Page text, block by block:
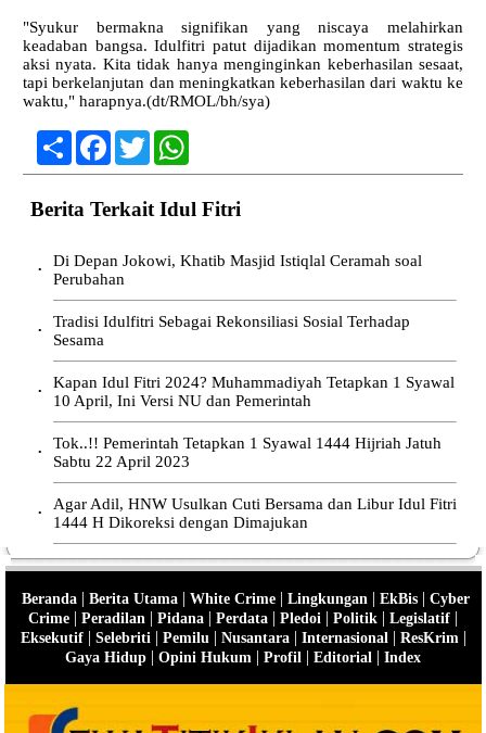
"Syukur bermakna signifikan yang niscaya melahirkan
keadaban bangsa. Idulfitri patut dijadikan momentum strategis
aksi nyata. Kita tidak hanya menginginkan keberhasilan sesaat,
tapi berkelanjutan dan meningkatkan keberhasilan dari waktu ke
waktu," harapnya.(dt/RMOL/bh/sya)
ShareFacebook
TwitterWhatsApp
Berita Terkait Idul Fitri
•
Di Depan Jokowi, Khatib Masjid Istiqlal Ceramah soal
Perubahan
•
Tradisi Idulfitri Sebagai Rekonsiliasi Sosial Terhadap
Sesama
•
Kapan Idul Fitri 2024? Muhammadiyah Tetapkan 1 Syawal
10 April, Ini Versi NU dan Pemerintah
•
Tok..!! Pemerintah Tetapkan 1 Syawal 1444 Hijriah Jatuh
Sabtu 22 April 2023
•
Agar Adil, HNW Usulkan Cuti Bersama dan Libur Idul Fitri
1444 H Dikoreksi dengan Dimajukan
Beranda| Berita Utama| White Crime| Lingkungan | EkBis| Cyber
Crime | Peradilan | Pidana | Perdata | Pledoi | Politik | Legislatif |
Eksekutif| Selebriti | Pemilu | Nusantara| Internasional | ResKrim |
Gaya Hidup | Opini Hukum | Profil | Editorial | Index